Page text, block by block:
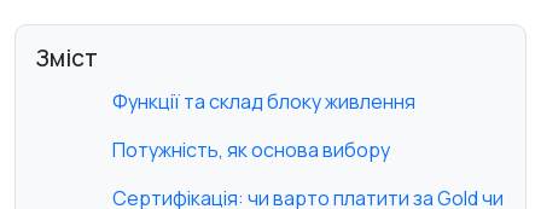
Зміст
Функції та склад блоку живлення
Потужність, як основа вибору
Сертифікація: чи варто платити за Gold чи